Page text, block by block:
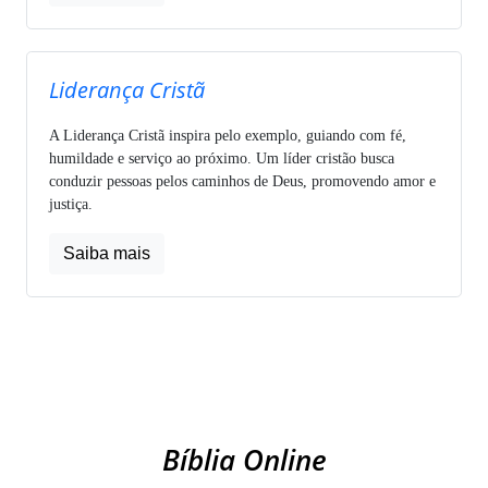
Liderança Cristã
A Liderança Cristã inspira pelo exemplo, guiando com fé,
humildade e serviço ao próximo. Um líder cristão busca
conduzir pessoas pelos caminhos de Deus, promovendo amor e
justiça.
Saiba mais
Bíblia Online